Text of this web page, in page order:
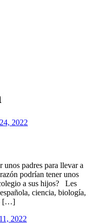
2022
padres para llevar a
podrían tener unos
a sus hijos? Les
ciencia, biología,
[…]
2022